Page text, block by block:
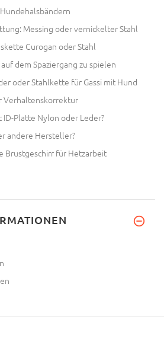
Messing oder vernickelter Stahl
Curogan oder Stahl
dem Spaziergang zu spielen
oder Stahlkette für Gassi mit Hund
Verhaltenskorrektur
Platte Nylon oder Leder?
andere Hersteller?
Brustgeschirr für Hetzarbeit